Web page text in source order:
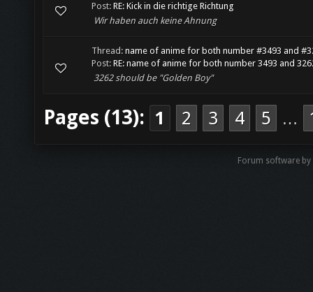
Post: RE: Kick in die richtige Richtung
Wir haben auch keine Ahnung
Thread: name of anime for both number #3493 and
Post: RE: name of anime for both number 3493 and
3262 should be "Golden Boy"
Pages (13): 1 2 3 4 5 …
Forum software